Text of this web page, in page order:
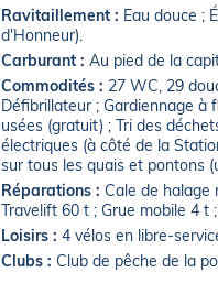
Ravitaillement : Eau douce ;
d'Honneur).
Carburant : Au pied de la
Commodités : 27 WC, 29
Défibrillateur ; Gardiennage à
usées (gratuit) ; Tri des
électriques (à côté de la
sur tous les quais et pontons
Réparations : Cale de halage
Travelift 60 t ; Grue mobile 4 t
Loisirs : 4 vélos en libre-
Clubs : Club de pêche de la